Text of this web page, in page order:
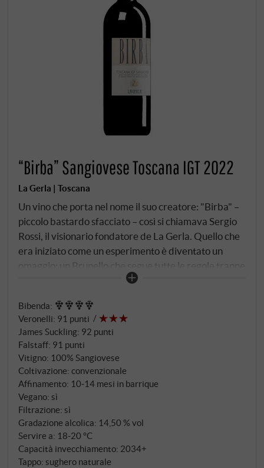
“Birba” Sangiovese Toscana IGT 2022
La Gerla | Toscana
Un vino che porta nel nome il suo creatore: "Birba" –
piccolo bastardo sfacciato – così si chiamava Sergio
Rossi, il visionario fondatore de La Gerla. Quello che
era iniziato come un esperimento è diventato un
omaggio: un Brunello che segue tutte le regole tranne
quelle della botte di legno. Invece di maturare nei
Birba trascorre fino a quattordici mesi in barrique
francesi di Allier e dei Vosgi, di cui un terzo nuove –
un terzo delle quali nuove. Le viti trentennali sulle
pendici del Canalicchio, tra i 270 e i 320 metri sul
livello del mare, producono rese minime, appena 50
quintali per ettaro. Quindici giorni di macerazione
estraggono sostanza e profondità prima che il legno
lasci la sua firma speziata.
Bibenda:
Veronelli: 91 punti
James Suckling: 92 punti
Falstaff: 91 punti
Vitigno: 100% Sangiovese
Coltivazione: convenzionale
Affinamento: 10‑14 mesi in barrique
Vegano: sì
Filtrazione: sì
Gradazione alcolica: 14,50 % vol
Servire a: 18‑20 °C
Capacità invecchiamento: 2034+
Tappo: sughero naturale